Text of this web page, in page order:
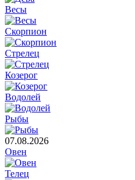
Весы
Скорпион
Стрелец
Козерог
Водолей
Рыбы
07.08.2026
Овен
Телец